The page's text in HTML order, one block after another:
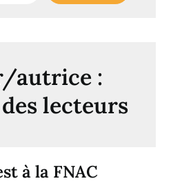
autrice :
lecteurs
à la FNAC